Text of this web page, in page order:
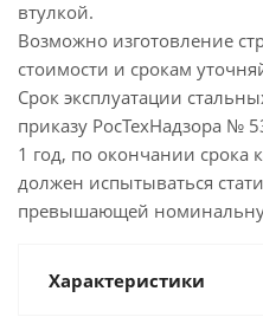
втулкой.
Возможно изготовление
стоимости и срокам
Срок эксплуатации
приказу РосТехНадзора №
1 год, по окончании срока
должен испытываться
превышающей
Характеристики